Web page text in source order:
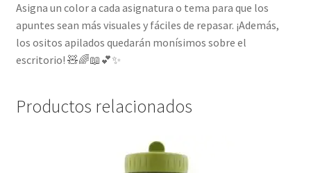
Asigna un color a cada asignatura o tema para que los
apuntes sean más visuales y fáciles de repasar. ¡Además,
los ositos apilados quedarán monísimos sobre el
escritorio! 🧸🌈📖💕✨
Productos relacionados